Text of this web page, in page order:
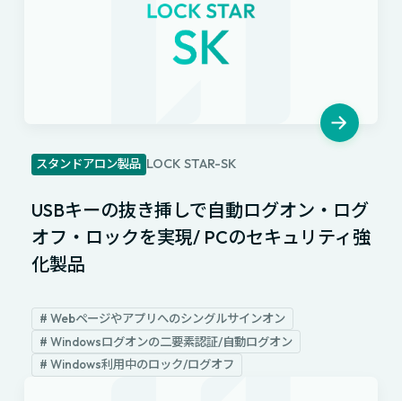
スタンドアロン製品 LOCK STAR-SK
USBキーの抜き挿しで自動ログオン・ログ
オフ・ロックを実現/ PCのセキュリティ強
化製品
# Webページやアプリへのシングルサインオン
# Windowsログオンの二要素認証/自動ログオン
# Windows利用中のロック/ログオフ